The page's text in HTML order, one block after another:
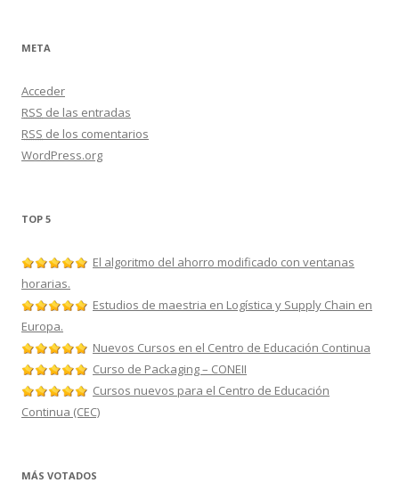
META
Acceder
RSS de las entradas
RSS de los comentarios
WordPress.org
TOP 5
El algoritmo del ahorro modificado con ventanas
horarias.
Estudios de maestria en Logística y Supply Chain en
Europa.
Nuevos Cursos en el Centro de Educación Continua
Curso de Packaging – CONEII
Cursos nuevos para el Centro de Educación
Continua (CEC)
MÁS VOTADOS